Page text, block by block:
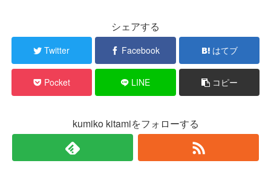
シェアする
Twitter Facebook はてブ
Pocket LINE コピー
kumiko kitamiをフォローする